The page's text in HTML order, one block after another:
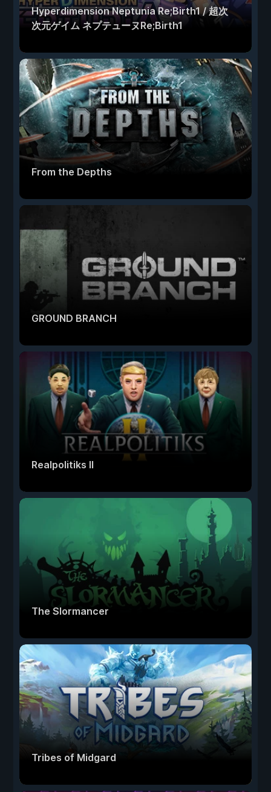
Hyperdimension Neptunia Re;Birth1 / 超次
次元ゲイム ネプテューヌRe;Birth1
From the Depths
GROUND BRANCH
Realpolitiks II
The Slormancer
Tribes of Midgard